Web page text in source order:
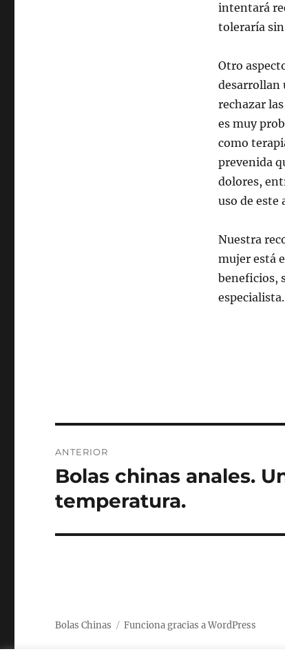
intentará
toleraría
Otro
desarrollan
rechazar
es muy
como
prevenida
dolores,
uso de este
Nuestra
mujer está
beneficios,
especialista.
de
entradas
ANTERIOR
Entrada
anterior:
Bolas chinas anales.
temperatura.
Bolas Chinas Funciona gracias a WordPress